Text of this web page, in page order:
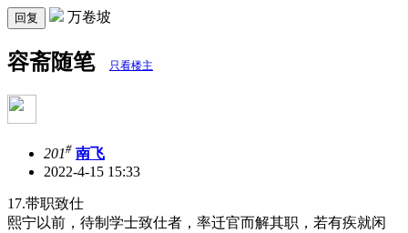
回复 万卷坡
容斋随笔 只看楼主
201# 南飞
2022-4-15 15:33
17.带职致仕
熙宁以前，待制学士致仕者，率迁官而解其职，若有疾就闲